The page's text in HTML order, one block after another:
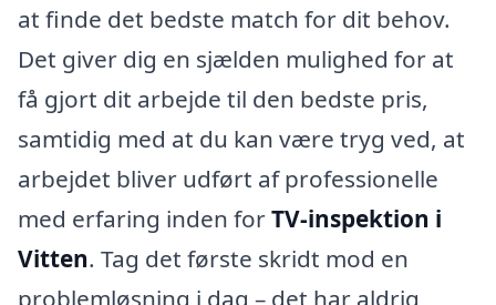
at finde det bedste match for dit behov.
Det giver dig en sjælden mulighed for at
få gjort dit arbejde til den bedste pris,
samtidig med at du kan være tryg ved, at
arbejdet bliver udført af professionelle
med erfaring inden forTV-inspektion i
Vitten. Tag det første skridt mod en
problemløsning i dag – det har aldrig